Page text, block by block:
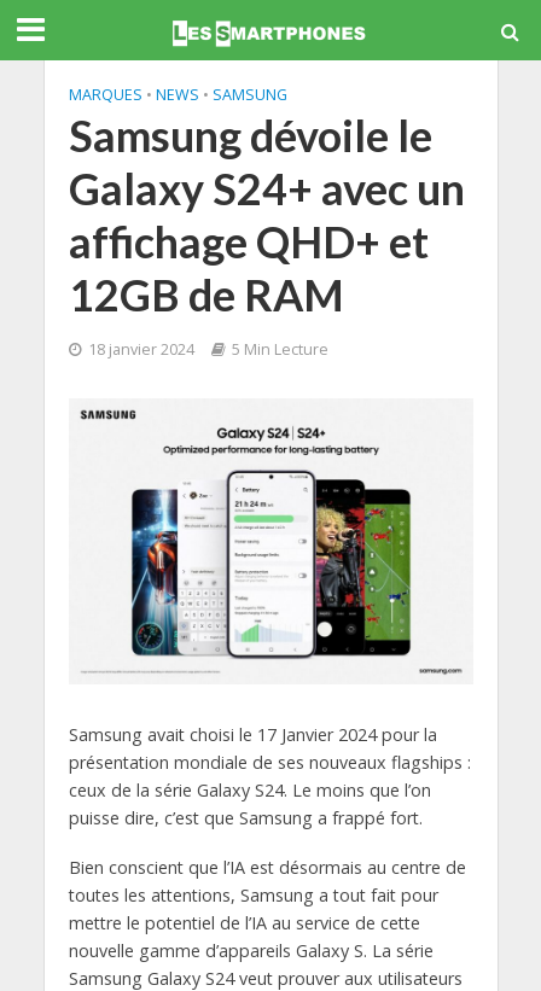
MARQUES • NEWS • SAMSUNG
Samsung dévoile le
Galaxy S24+ avec un
affichage QHD+ et
12GB de RAM
18 janvier 2024 5 Min Lecture
Samsung avait choisi le 17 Janvier 2024 pour la
présentation mondiale de ses nouveaux flagships :
ceux de la série Galaxy S24. Le moins que l’on
puisse dire, c’est que Samsung a frappé fort.
Bien conscient que l’IA est désormais au centre de
toutes les attentions, Samsung a tout fait pour
mettre le potentiel de l’IA au service de cette
nouvelle gamme d’appareils Galaxy S. La série
Samsung Galaxy S24 veut prouver aux utilisateurs